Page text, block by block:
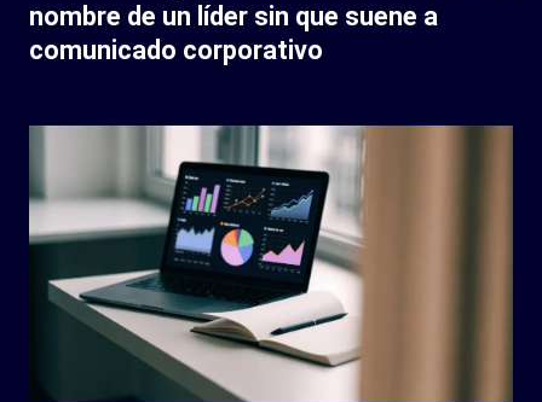
nombre de un líder sin que suene a
comunicado corporativo